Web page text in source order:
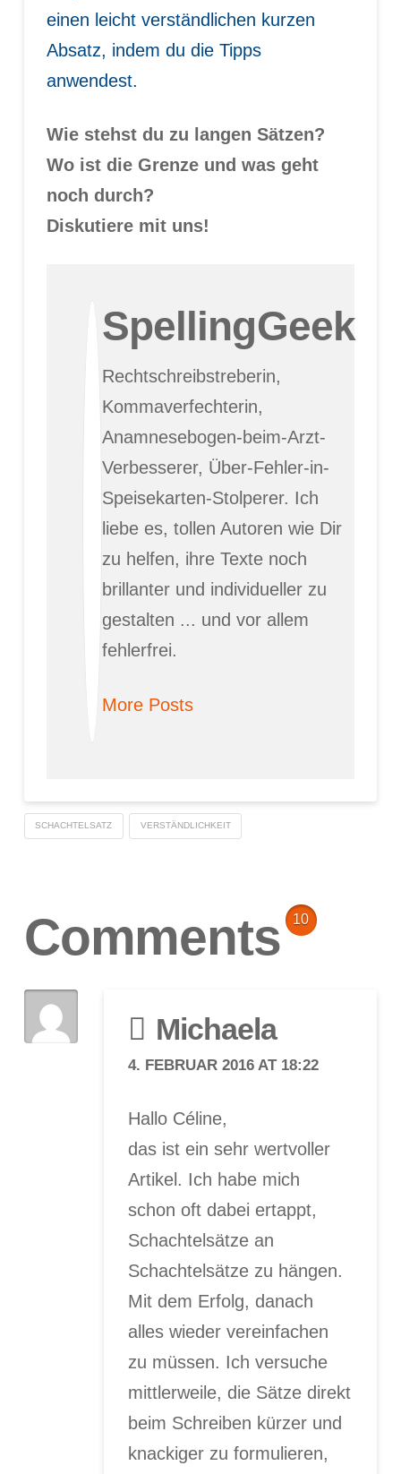
einen leicht verständlichen kurzen
Absatz, indem du die Tipps
anwendest.
Wie stehst du zu langen Sätzen?
Wo ist die Grenze und was geht
noch durch?
Diskutiere mit uns!
SpellingGeek
Rechtschreibstreberin,
Kommaverfechterin,
Anamnesebogen-beim-Arzt-
Verbesserer, Über-Fehler-in-
Speisekarten-Stolperer. Ich
liebe es, tollen Autoren wie Dir
zu helfen, ihre Texte noch
brillanter und individueller zu
gestalten ... und vor allem
fehlerfrei.
More Posts
SCHACHTELSATZ VERSTÄNDLICHKEIT
Comments 10
Michaela
4. FEBRUAR 2016 AT 18:22
Hallo Céline,
das ist ein sehr wertvoller
Artikel. Ich habe mich
schon oft dabei ertappt,
Schachtelsätze an
Schachtelsätze zu hängen.
Mit dem Erfolg, danach
alles wieder vereinfachen
zu müssen. Ich versuche
mittlerweile, die Sätze direkt
beim Schreiben kürzer und
knackiger zu formulieren,